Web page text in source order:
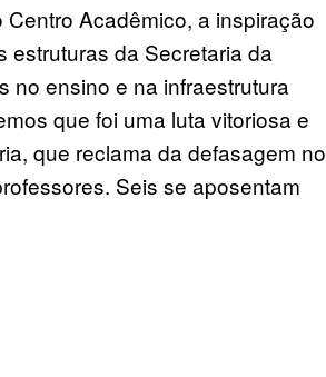
Acadêmico, a inspiração
da Secretaria da
no ensino e na infraestrutura
que foi uma luta vitoriosa e
que reclama da defasagem no
Seis se aposentam